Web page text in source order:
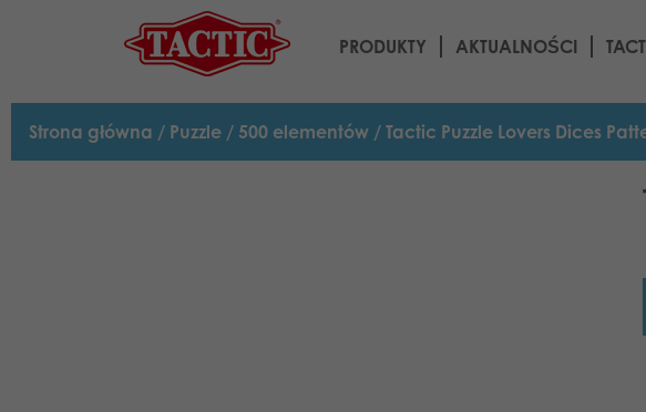
PRODUKTY AKTUALNOŚCI
Strona główna / Puzzle / 500 elementów / Tactic Puzzle Lovers Dices